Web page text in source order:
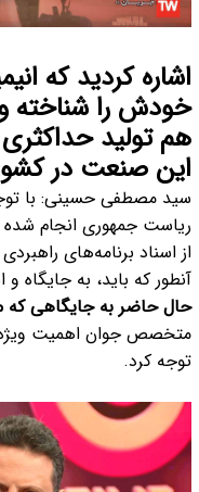
اشاره کردید که
خودش را شناخته
هم تولید
این صنعت در
سید مصطفی حسینی: با
ریاست جمهوری انجام
از اسناد برنامه‌های
آنطور که باید، به
حال حاضر به جایگاهی که
متخصص جوان اهمیت
توجه کرد.